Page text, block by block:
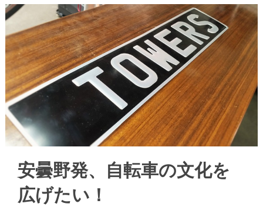
安曇野発、自転車の文化を
広げたい！